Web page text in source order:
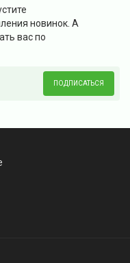
новинок. А
вас по
ПОДПИСАТЬСЯ